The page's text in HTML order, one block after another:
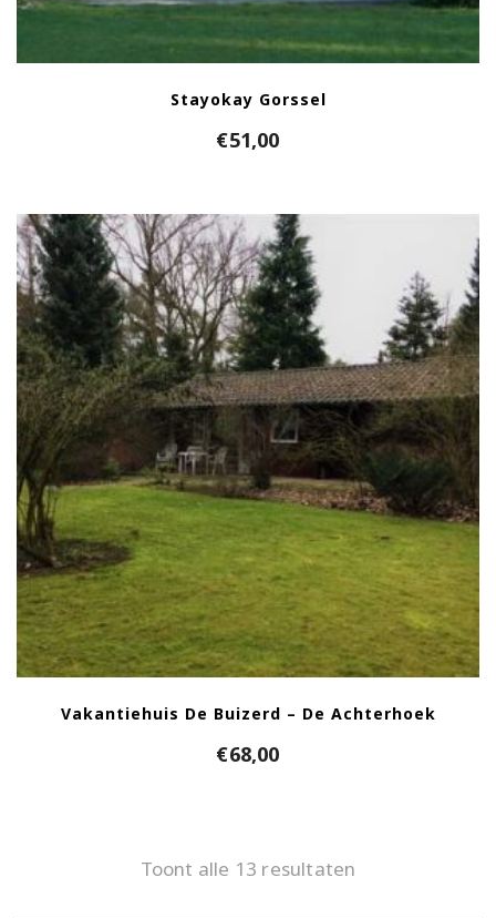
Stayokay Gorssel
€51,00
Vakantiehuis De Buizerd – De Achterhoek
€68,00
Toont alle 13 resultaten